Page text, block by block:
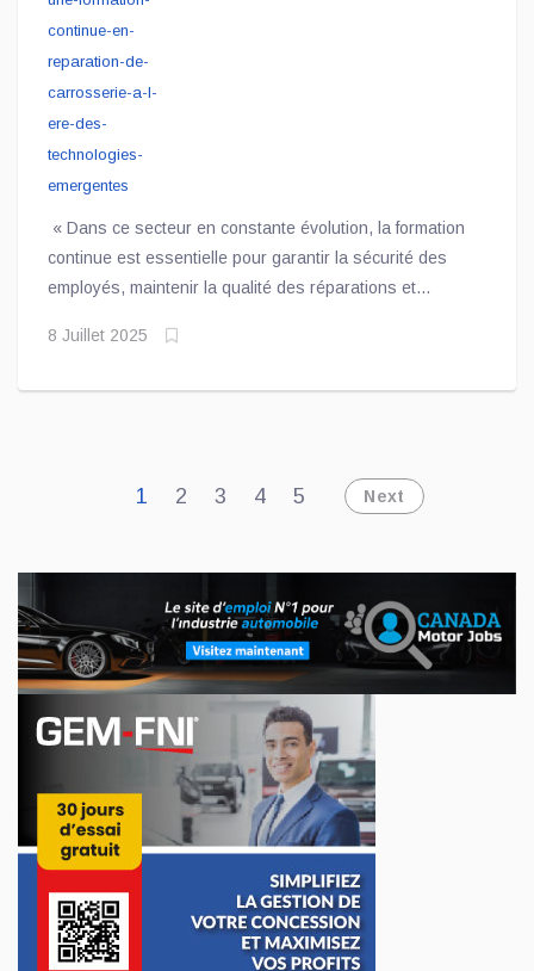
émergentes
« Dans ce secteur en constante évolution, la formation
continue est essentielle pour garantir la sécurité des
employés, maintenir la qualité des réparations et
CAR Canada
8 Juillet 2025
1 2 3 4 5 Next